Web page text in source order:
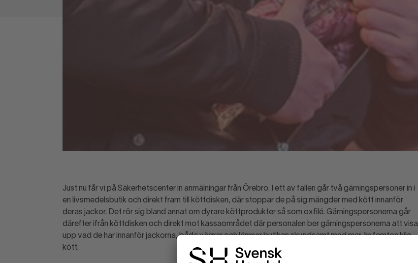
Just nu får vi på Säkerhetscenter in anmälningar från Örebro. I ett av fallen går två gärningspersoner in i
en livsmedelsbutik och direkt fram till köttdisken, där stoppar de på sig mängder med kött innanför
deras jackor. Det rör sig bland annat om dyrare köttprodukter så som oxfilé. Gärningspersonerna går
därefter ifrån köttdisken och direkt mot kassaområdet där personalen ber gärningspersonerna att visa
upp vad de har innanför jackorna, båda vägrar och lämnar butiken skyndsamt med mer än femton kilo
kött.